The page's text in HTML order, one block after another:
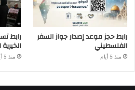
رابط حجز موعد إصدار جواز السفر
الفلسطيني
منذ 5 أيام
رابط
منذ 5 أيام